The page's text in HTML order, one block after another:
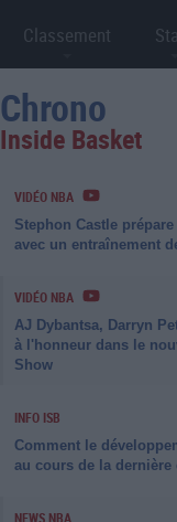
Classement
Chrono
Inside Basket
VIDÉO NBA
Stephon Castle
avec un entraînement
VIDÉO NBA
AJ Dybantsa, Darryn
à l'honneur dans le
Show
INFO ISB
Comment le
au cours de la dernière
NEWS NBA